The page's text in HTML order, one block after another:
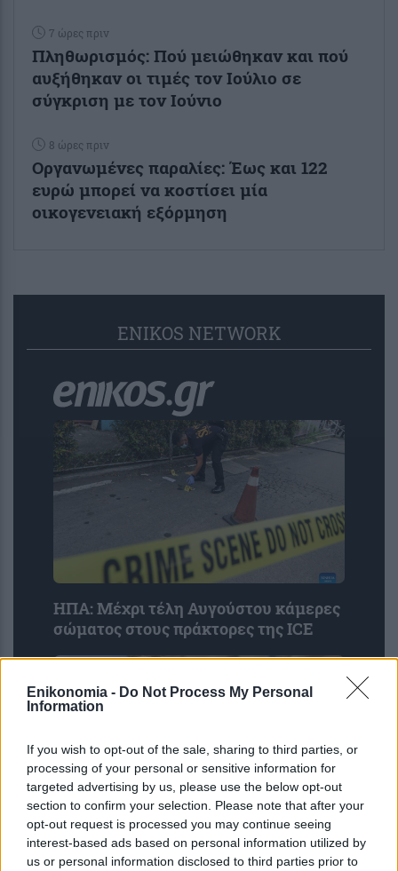
Enikonomia - Do Not Process My Personal
Information
If you wish to opt-out of the sale, sharing to third parties, or
processing of your personal or sensitive information for
targeted advertising by us, please use the below opt-out
section to confirm your selection. Please note that after your
opt-out request is processed you may continue seeing
interest-based ads based on personal information utilized by
us or personal information disclosed to third parties prior to
7 ώρες πριν
Πληθωρισμός: Πού μειώθηκαν και πού
αυξήθηκαν οι τιμές τον Ιούλιο σε
σύγκριση με τον Ιούνιο
8 ώρες πριν
Οργανωμένες παραλίες: Έως και 122
ευρώ μπορεί να κοστίσει μία
οικογενειακή εξόρμηση
ENIKOS NETWORK
ΗΠΑ: Μέχρι τέλη Αυγούστου κάμερες
σώματος στους πράκτορες της ICE
Πεζεσκιάν: «Τώρα είναι η καλύτερη
στιγμή για την επίτευξη συμφωνίας»